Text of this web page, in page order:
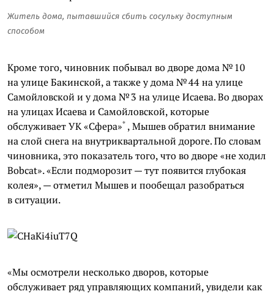
Житель дома, пытавшийся сбить сосульку доступным
способом
Кроме того, чиновник побывал во дворе дома № 10
на улице Бакинской, а также у дома № 44 на улице
Самойловской и у дома № 3 на улице Исаева. Во дворах
на улицах Исаева и Самойловской, которые
обслуживает УК«Сфера»* , Мышев обратил внимание
на слой снега на внутриквартальной дороге. По словам
чиновника, это показатель того, что во дворе «не ходил
Bobcat». «Если подморозит — тут появится глубокая
колея», — отметил Мышев и пообещал разобраться
в ситуации.
«Мы осмотрели несколько дворов, которые
обслуживает ряд управляющих компаний, увидели как